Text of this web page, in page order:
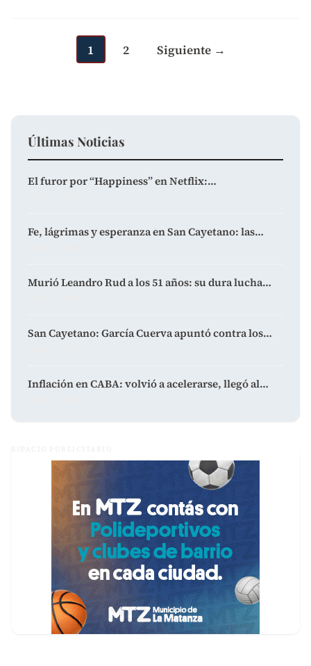
1 2 Siguiente →
Últimas Noticias
El furor por “Happiness” en Netflix:…
Fe, lágrimas y esperanza en San Cayetano: las…
Murió Leandro Rud a los 51 años: su dura lucha…
San Cayetano: García Cuerva apuntó contra los…
Inflación en CABA: volvió a acelerarse, llegó al…
ESPACIO PUBLICITARIO